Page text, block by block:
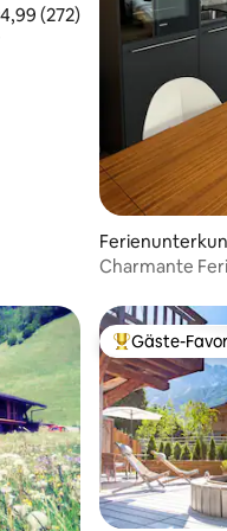
4,99 (272)
Charmante
Bewertungen
Beliebter
Gäste-